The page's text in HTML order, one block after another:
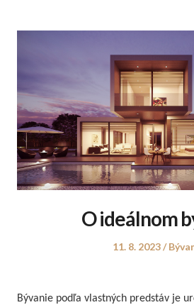
O ideálnom
Posted
11. 8. 2023
Bývanie podľa vlastných predstáv je